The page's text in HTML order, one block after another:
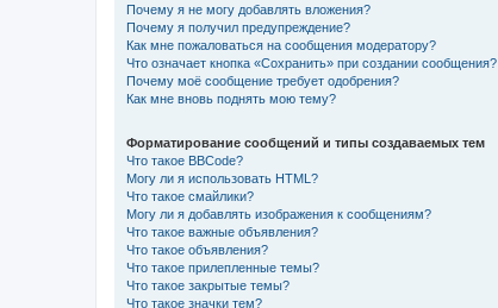
Почему я не могу добавлять вложения?
Почему я получил предупреждение?
Как мне пожаловаться на сообщения модератору?
Что означает кнопка «Сохранить» при создании сообщения?
Почему моё сообщение требует одобрения?
Как мне вновь поднять мою тему?
Форматирование сообщений и типы создаваемых тем
Что такое BBCode?
Могу ли я использовать HTML?
Что такое смайлики?
Могу ли я добавлять изображения к сообщениям?
Что такое важные объявления?
Что такое объявления?
Что такое прилепленные темы?
Что такое закрытые темы?
Что такое значки тем?